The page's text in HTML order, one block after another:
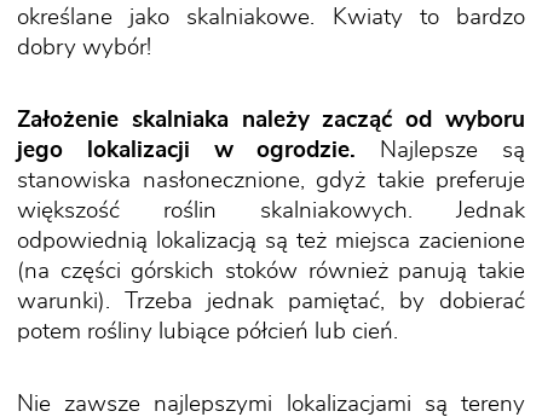
określane jako skalniakowe. Kwiaty to bardzo
dobry wybór!
Założenie skalniaka należy zacząć od wyboru
jego lokalizacji w ogrodzie. Najlepsze są
stanowiska nasłonecznione, gdyż takie preferuje
większość roślin skalniakowych. Jednak
odpowiednią lokalizacją są też miejsca zacienione
(na części górskich stoków również panują takie
warunki). Trzeba jednak pamiętać, by dobierać
potem rośliny lubiące półcień lub cień.
Nie zawsze najlepszymi lokalizacjami są tereny